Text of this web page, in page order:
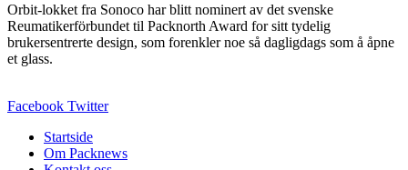
Orbit-lokket fra Sonoco har blitt nominert av det svenske
Reumatikerförbundet til Packnorth Award for sitt tydelig
brukersentrerte design, som forenkler noe så dagligdags som å åpne
et glass.
Facebook Twitter
Startside
Om Packnews